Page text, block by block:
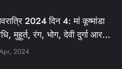
2024 दिन 4: मां कूष्मांडा
मुहूर्त, रंग, भोग, देवी दुर्गा आरती
#KFY #KFYNEWS
2024